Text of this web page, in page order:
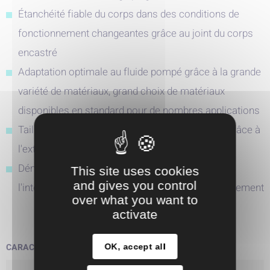
Étanchéité fiable du corps dans des conditions de
fonctionnement changeantes grâce au joint du corps
encastré
Adaptation optimale au fluide pompé grâce à la grande
variété de matériaux, grand choix de matériaux
disponibles en standard pour de nombres applications
Tailles supplémentaires pour les faibles débits grâce à
l'extension de la grille hydraulique
Démontage facile grâce aux boulons à chasser à
l'interface couvercle de corps / lanterne d'entrainement
CARACTÉRISTIQUES TECHNIQUES :
This site uses cookies
and gives you control
over what you want to
activate
OK, accept all